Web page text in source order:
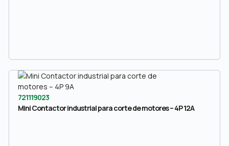
721119023
Mini Contactor industrial para corte de motores – 4P 12A